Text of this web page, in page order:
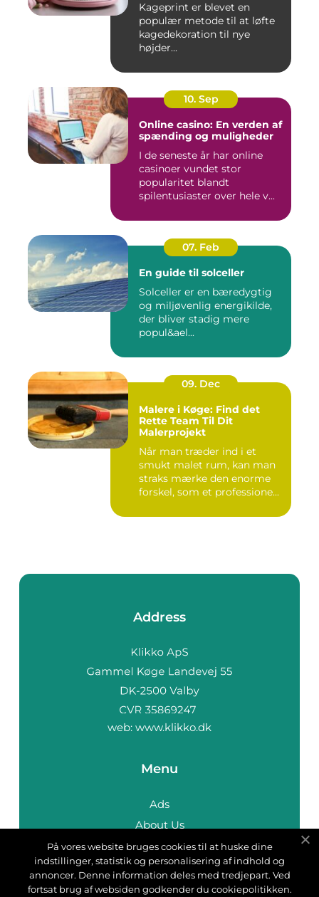
Kageprint er blevet en
populær metode til at løfte
kagedekoration til nye
højder...
10. Sep
Online casino: En verden af
spænding og muligheder
I de seneste år har online
casinoer vundet stor
popularitet blandt
spilentusiaster over hele v...
07. Feb
En guide til solceller
Solceller er en bæredygtig
og miljøvenlig energikilde,
der bliver stadig mere
popul&ael...
09. Dec
Malere i Køge: Find det
Rette Team Til Dit
Malerprojekt
Når man træder ind i et
smukt malet rum, kan man
straks mærke den enorme
forskel, som et professione...
Address
web: www.klikko.dk
Menu
Ads
About Us
Cookies
Contact
Sitemap
På vores website bruges cookies til at huske dine
indstillinger, statistik og personalisering af indhold og
annoncer. Denne information deles med tredjepart. Ved
fortsat brug af websiden godkender du cookiepolitikken.